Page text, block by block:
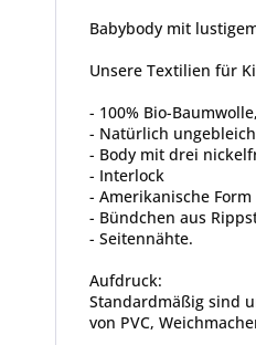
Babybody mit
Unsere Textilien für
- 100% Bio-
- Natürlich
- Body mit drei
- Interlock
- Amerikanische Form
- Bündchen aus
- Seitennähte.
Aufdruck:
Standardmäßig sind
von PVC,